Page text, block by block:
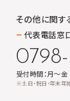
その他に関す
代表電話窓
受付時間：月～
※土日・祝日・年末年